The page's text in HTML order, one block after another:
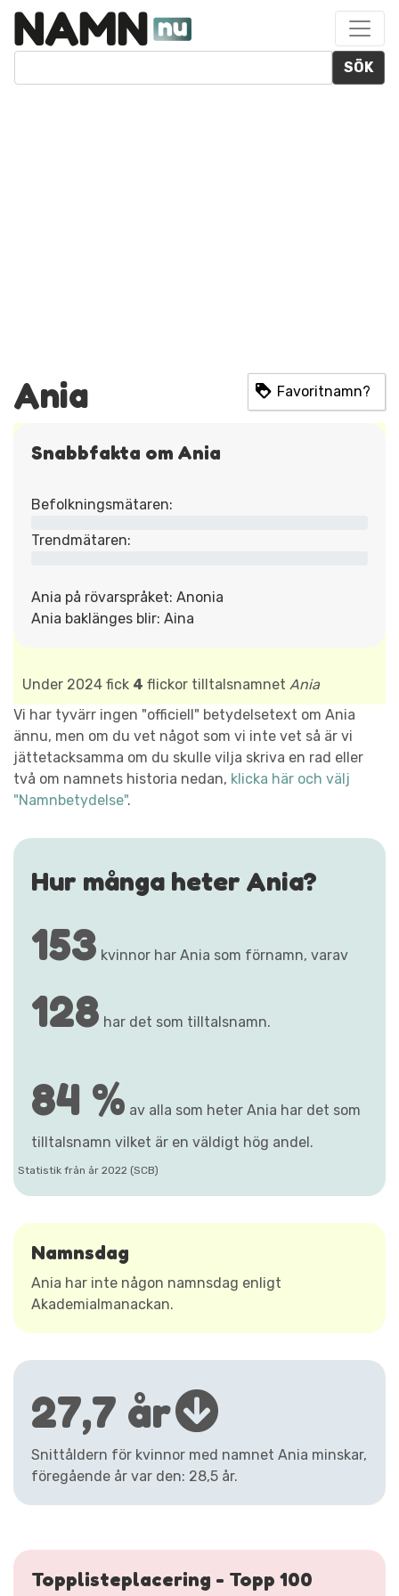
SÖK
Ania Favoritnamn?
Snabbfakta om Ania
Befolkningsmätaren:
Trendmätaren:
Ania på rövarspråket: Anonia
Ania baklänges blir: Aina
Under 2024 fick 4 flickor tilltalsnamnet Ania
Vi har tyvärr ingen "officiell" betydelsetext om Ania
ännu, men om du vet något som vi inte vet så är vi
jättetacksamma om du skulle vilja skriva en rad eller
två om namnets historia nedan, klicka här och välj
"Namnbetydelse".
Hur många heter Ania?
153 kvinnor har Ania som förnamn, varav
128 har det som tilltalsnamn.
84 % av alla som heter Ania har det som
tilltalsnamn vilket är en väldigt hög andel.
Statistik från år 2022 (SCB)
Namnsdag
Ania har inte någon namnsdag enligt
Akademialmanackan.
27,7 år
Snittåldern för kvinnor med namnet Ania minskar,
föregående år var den: 28,5 år.
Topplisteplacering - Topp 100